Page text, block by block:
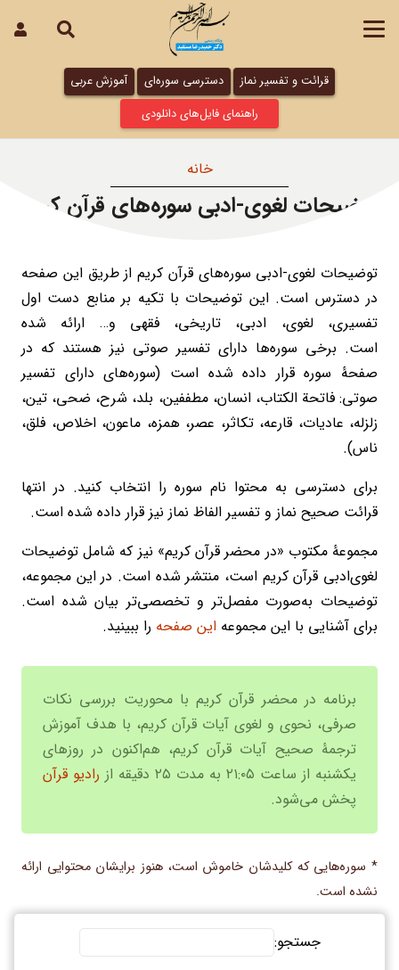
قرائت و تفسیر نماز دسترسی سوره‌ای
آموزش عربی
راهنمای فایل‌های دانلودی
خانه
توضیحات لغوی-ادبی سوره‌های قرآن کریم
توضیحات لغوی-ادبی سوره‌های قرآن کریم از طریق این صفحه
در دسترس است. این توضیحات با تکیه بر منابع دست اول
تفسیری، لغوی، ادبی، تاریخی، فقهی و… ارائه شده
است. برخی سوره‌ها دارای تفسیر صوتی نیز هستند که در
صفحۀ سوره قرار داده شده است (سوره‌های دارای تفسیر
صوتی: فاتحة الکتاب، انسان، مطففین، بلد، شرح، ضحی، تین،
زلزله، عادیات، قارعه، تکاثر، عصر، همزه، ماعون، اخلاص، فلق،
ناس).
برای دسترسی به محتوا نام سوره را انتخاب کنید. در انتها
قرائت صحیح نماز و تفسیر الفاظ نماز نیز قرار داده شده است.
مجموعۀ مکتوب «در محضر قرآن کریم» نیز که شامل توضیحات
لغوی‌ادبی قرآن کریم است، منتشر شده است. در این مجموعه،
توضیحات به‌صورت مفصل‌تر و تخصصی‌تر بیان شده است.
برای آشنایی با این مجموعه این صفحه را ببینید.
برنامه در محضر قرآن کریم با محوریت بررسی نکات
صرفی، نحوی و لغوی آیات قرآن کریم، با هدف آموزش
ترجمۀ صحیح آیات قرآن کریم، هم‌اکنون در روزهای
یکشنبه از ساعت ۲۱:۰۵ به مدت ۲۵ دقیقه از
رادیو قرآن
پخش می‌شود.
* سوره‌هایی که کلیدشان خاموش است، هنوز برایشان محتوایی ارائه
نشده است.
جستجو: